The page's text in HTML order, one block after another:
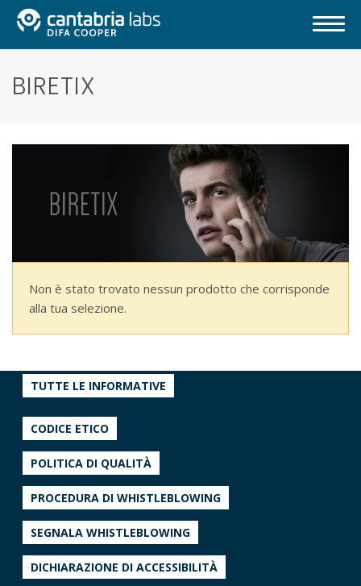
BIRETIX
Non è stato trovato nessun prodotto che corrisponde
alla tua selezione.
TUTTE LE INFORMATIVE
CODICE ETICO
POLITICA DI QUALITÀ
PROCEDURA DI WHISTLEBLOWING
SEGNALA WHISTLEBLOWING
DICHIARAZIONE DI ACCESSIBILITÀ